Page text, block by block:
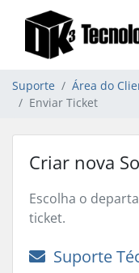
Suporte Área do
Enviar Ticket
Criar nova
Escolha o
ticket.
Suporte